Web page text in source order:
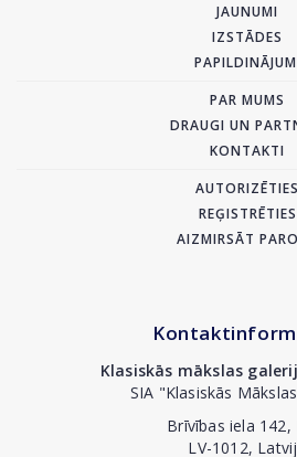
JAUNUMI
IZSTĀDES
PAR MUMS
DRAUGI UN
KONTAKTI
AUTORIZĒTIES
REĢISTRĒTIES
AIZMIRSĀT
Klasiskās mākslas
SIA "Klasiskās
Brīvības iela 142,
LV-1012,